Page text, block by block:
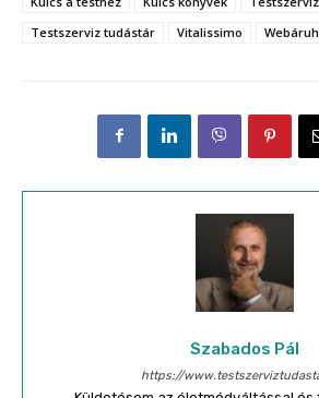
Testszerviz tudástár
Vitalissimo
Szabados Pál
https://